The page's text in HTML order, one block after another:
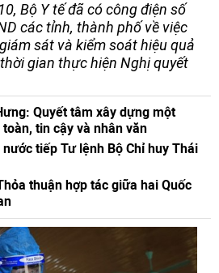
Bộ Y tế đã có công điện số
các tỉnh, thành phố về việc
sát và kiểm soát hiệu quả
gian thực hiện Nghị quyết
Quyết tâm xây dựng một
tin cậy và nhân văn
tiếp Tư lệnh Bộ Chỉ huy Thái
thuận hợp tác giữa hai Quốc